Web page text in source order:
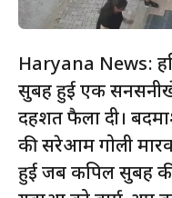
Haryana News:
सुबह हुई एक
दहशत फैला दी।
की सरेआम गोली
हुई जब कपिल सुबह की